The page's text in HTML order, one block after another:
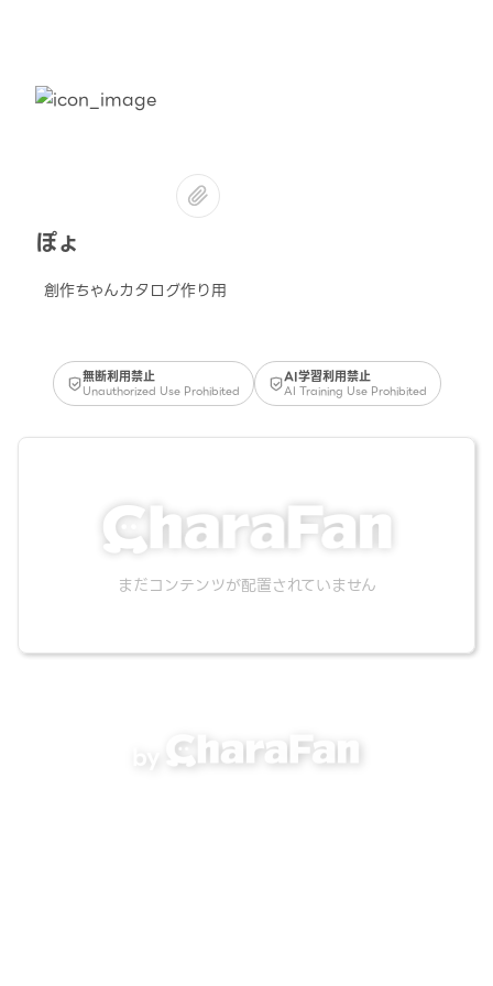
ぽょ
創作ちゃんカタログ作り用
無断利用禁止
Unauthorized Use Prohibited
AI学習利用禁止
AI Training Use Prohibited
まだコンテンツが配置されていません